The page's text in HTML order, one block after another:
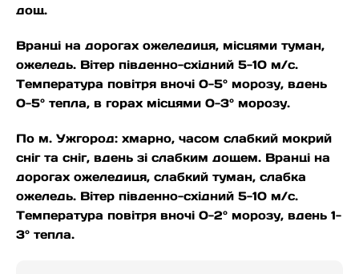
дощ.
Вранці на дорогах ожеледиця, місцями туман,
ожеледь. Вітер південно-східний 5-10 м/с.
Температура повітря вночі 0-5° морозу, вдень
0-5° тепла, в горах місцями 0-3° морозу.
По м. Ужгород: хмарно, часом слабкий мокрий
сніг та сніг, вдень зі слабким дощем. Вранці на
дорогах ожеледиця, слабкий туман, слабка
ожеледь. Вітер південно-східний 5-10 м/с.
Температура повітря вночі 0-2° морозу, вдень 1-
3° тепла.